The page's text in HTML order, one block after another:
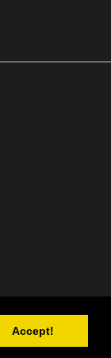
Accept!